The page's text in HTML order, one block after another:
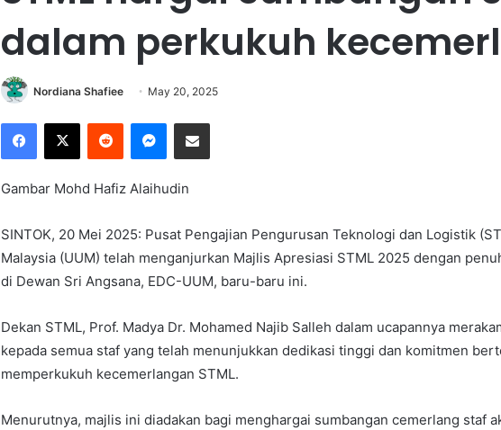
dalam perkukuh
Nordiana Shafiee May 20, 2025
Gambar Mohd Hafiz Alaihudin
SINTOK, 20 Mei 2025: Pusat Pengajian Pengurusan Teknologi dan Logistik
Malaysia (UUM) telah menganjurkan Majlis Apresiasi STML 2025 dengan
di Dewan Sri Angsana, EDC-UUM, baru-baru ini.
Dekan STML, Prof. Madya Dr. Mohamed Najib Salleh dalam ucapannya
kepada semua staf yang telah menunjukkan dedikasi tinggi dan komitmen
memperkukuh kecemerlangan STML.
Menurutnya, majlis ini diadakan bagi menghargai sumbangan cemerlang staf